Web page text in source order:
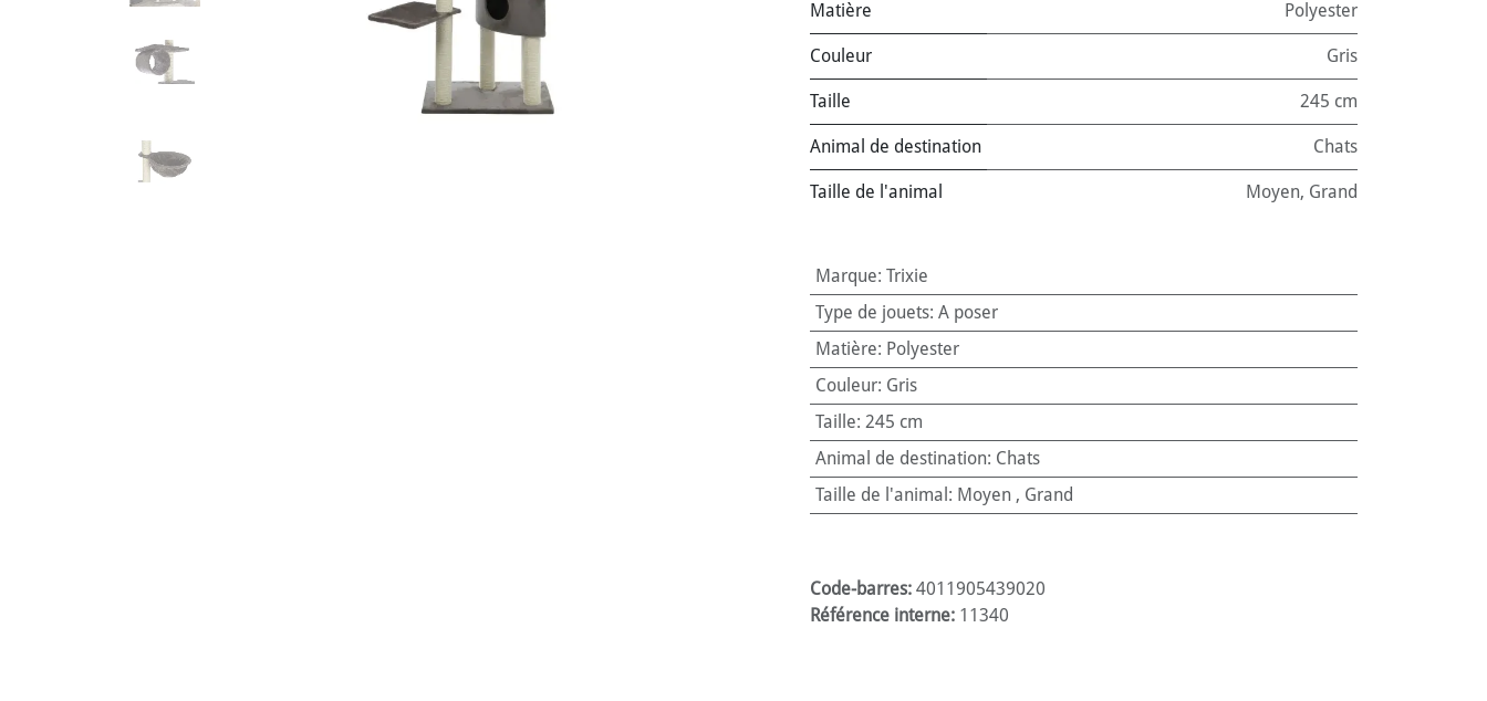
Matière Polyester
Couleur Gris
Taille 245 cm
Animal de destination Chats
Taille de l'animal Moyen, Grand
Marque: Trixie
Type de jouets: A poser
Matière: Polyester
Couleur: Gris
Taille: 245 cm
Animal de destination: Chats
Taille de l'animal : Moyen, Grand
Code-barres: 4011905439020
Référence interne: 11340